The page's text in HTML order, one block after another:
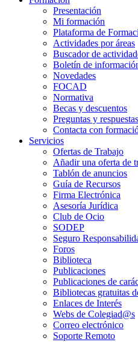
Presentación
Mi formación
Plataforma de
Actividades por áreas
Buscador de
Boletín de
Novedades
FOCAD
Normativa
Becas y descuentos
Preguntas y
Contacta con
Servicios
Ofertas de Trabajo
Añadir una oferta de
Tablón de anuncios
Guía de Recursos
Firma Electrónica
Asesoría Jurídica
Club de Ocio
SODEP
Seguro
Foros
Biblioteca
Publicaciones
Publicaciones de
Bibliotecas gratuitas
Enlaces de Interés
Webs de Colegiad@s
Correo electrónico
Soporte Remoto